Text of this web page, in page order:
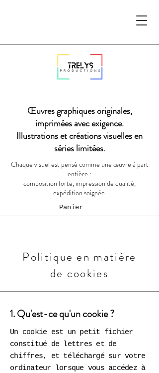
Panier
Œuvres graphiques originales,
imprimées avec exigence.
Illustrations et créations visuelles en
séries limitées.
Chaque visuel est pensé comme une œuvre à part
entière :
composition forte, impression de qualité,
expédition soignée.
Politique en matière
de cookies
1. Qu'est-ce qu'un cookie ?
Un cookie est un petit fichier
constitué de lettres et de
chiffres, et téléchargé sur votre
ordinateur lorsque vous accédez à